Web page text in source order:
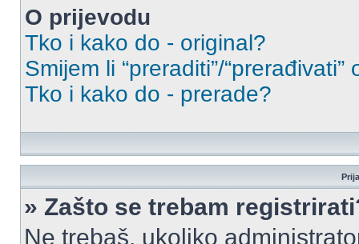
O prijevodu
Tko i kako do - original?
Smijem li “preraditi”/
Tko i kako do - prerade?
» Zašto se trebam
Ne trebaš, ukoliko